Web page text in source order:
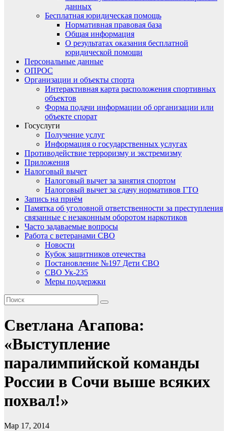
данных
Бесплатная юридическая помощь
Нормативная правовая база
Общая информация
О результатах оказания бесплатной
юридической помощи
Персональные данные
ОПРОС
Организации и объекты спорта
Интерактивная карта расположения спортивных
объектов
Форма подачи информации об организации или
объекте спорат
Госуслуги
Получение услуг
Информация о государственных услугах
Противодействие терроризму и экстремизму
Приложения
Налоговый вычет
Налоговый вычет за занятия спортом
Налоговый вычет за сдачу нормативов ГТО
Запись на приём
Памятка об уголовной ответственности за преступления
связанные с незаконным оборотом наркотиков
Часто задаваемые вопросы
Работа с ветеранами СВО
Новости
Кубок защитников отечества
Постановление №197 Дети СВО
СВО Ук-235
Меры поддержки
Светлана Агапова:
«Выступление
паралимпийской команды
России в Сочи выше всяких
похвал!»
Мар 17, 2014